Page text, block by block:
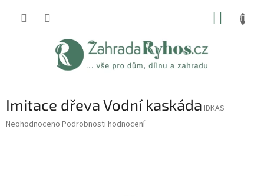
Imitace dřeva Vodní kaskáda IDKAS
Průměrné
Neohodnoceno Podrobnosti hodnocení